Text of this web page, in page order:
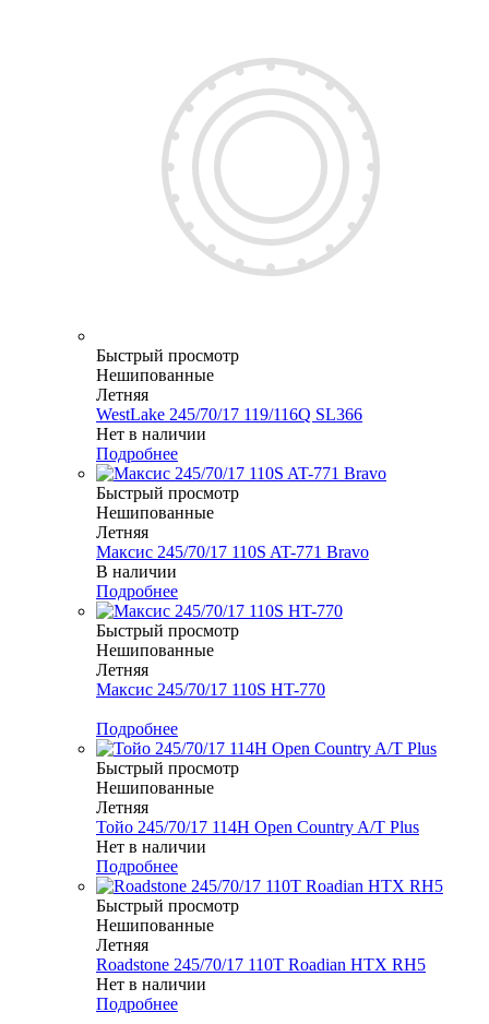
Быстрый просмотр
Нешипованные
Летняя
WestLake 245/70/17 119/116Q SL366
Нет в наличии
Подробнее
Быстрый просмотр
Нешипованные
Летняя
Максис 245/70/17 110S AT-771 Bravo
В наличии
Подробнее
Быстрый просмотр
Нешипованные
Летняя
Максис 245/70/17 110S HT-770
Подробнее
Быстрый просмотр
Нешипованные
Летняя
Тойо 245/70/17 114H Open Country A/T Plus
Нет в наличии
Подробнее
Быстрый просмотр
Нешипованные
Летняя
Roadstone 245/70/17 110T Roadian HTX RH5
Нет в наличии
Подробнее